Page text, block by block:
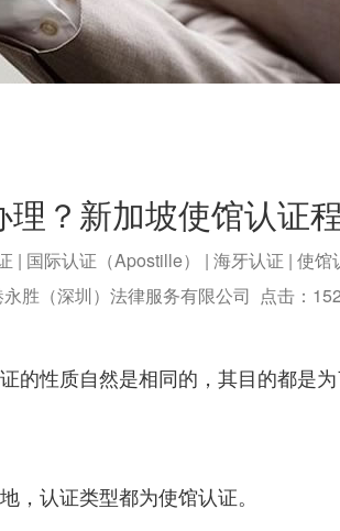
？新加坡使馆认证
| 国际认证（Apostille） | 海牙认证 | 使馆
胜（深圳）法律服务有限公司 点击：
的性质自然是相同的，其目的都是
，认证类型都为使馆认证。